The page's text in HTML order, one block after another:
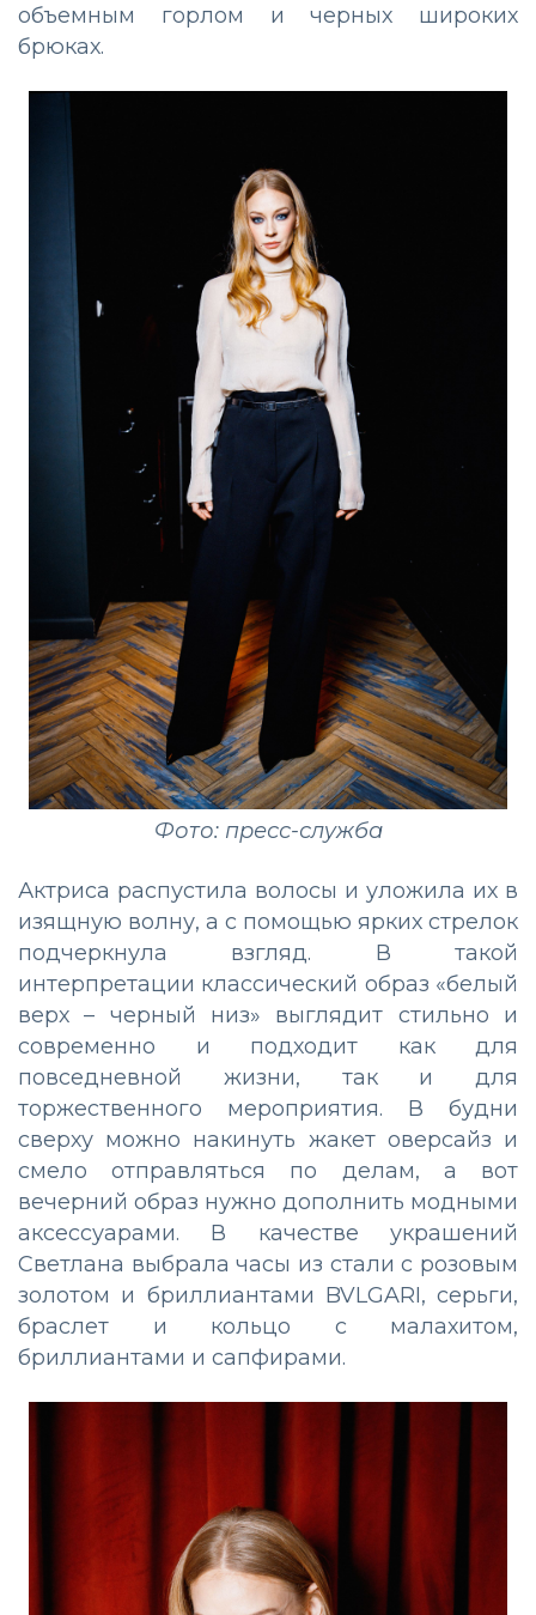
объемным горлом и черных широких
брюках.
Фото: пресс-служба
Актриса распустила волосы и уложила их в
изящную волну, а с помощью ярких стрелок
подчеркнула взгляд. В такой
интерпретации классический образ «белый
верх – черный низ» выглядит стильно и
современно и подходит как для
повседневной жизни, так и для
торжественного мероприятия. В будни
сверху можно накинуть жакет оверсайз и
смело отправляться по делам, а вот
вечерний образ нужно дополнить модными
аксессуарами. В качестве украшений
Светлана выбрала часы из стали с розовым
золотом и бриллиантами BVLGARI, серьги,
браслет и кольцо с малахитом,
бриллиантами и сапфирами.